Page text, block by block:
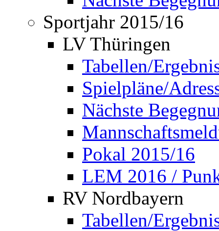
Sportjahr 2015/16
LV Thüringen
Tabellen/
Spielpläne/
Nächste
Pokal 2015/16
LEM 2016 /
RV Nordbayern
Tabellen/